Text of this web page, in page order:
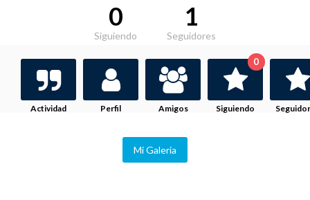
0
Siguiendo
1
Seguidores
Actividad Perfil Amigos Siguiendo
0
Mi Galeria